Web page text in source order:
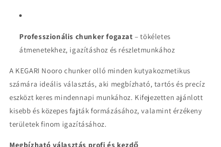
Professzionális chunker fogazat – tökéletes
átmenetekhez, igazításhoz és részletmunkához
A KEGARI Nooro chunker olló minden kutyakozmetikus
számára ideális választás, aki megbízható, tartós és precíz
eszközt keres mindennapi munkához. Kifejezetten ajánlott
kisebb és közepes fajták formázásához, valamint érzékeny
területek finom igazításához.
Megbízható választás profi és kezdő